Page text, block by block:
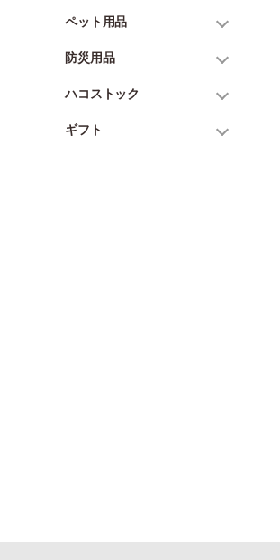
ペット用品
防災用品
ハコストック
ギフト